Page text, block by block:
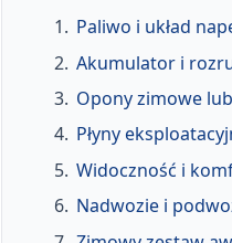
Paliwo i układ
Akumulator i
Opony zimowe
Płyny
Widoczność i
Nadwozie i